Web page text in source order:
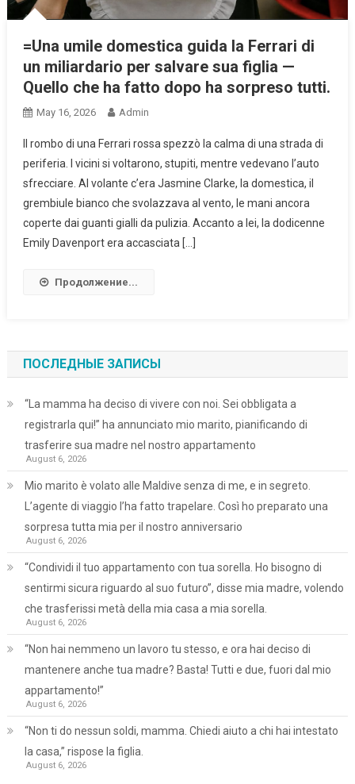
=Una umile domestica guida la Ferrari di
un miliardario per salvare sua figlia —
Quello che ha fatto dopo ha sorpreso tutti.
May 16, 2026 Admin
Il rombo di una Ferrari rossa spezzò la calma di una strada di
periferia. I vicini si voltarono, stupiti, mentre vedevano l’auto
sfrecciare. Al volante c’era Jasmine Clarke, la domestica, il
grembiule bianco che svolazzava al vento, le mani ancora
coperte dai guanti gialli da pulizia. Accanto a lei, la dodicenne
Emily Davenport era accasciata […]
Продолжение...
ПОСЛЕДНЫЕ ЗАПИСЫ
“La mamma ha deciso di vivere con noi. Sei obbligata a
registrarla qui!” ha annunciato mio marito, pianificando di
trasferire sua madre nel nostro appartamento
August 6, 2026
Mio marito è volato alle Maldive senza di me, e in segreto.
L’agente di viaggio l’ha fatto trapelare. Così ho preparato una
sorpresa tutta mia per il nostro anniversario
August 6, 2026
“Condividi il tuo appartamento con tua sorella. Ho bisogno di
sentirmi sicura riguardo al suo futuro”, disse mia madre, volendo
che trasferissi metà della mia casa a mia sorella.
August 6, 2026
“Non hai nemmeno un lavoro tu stesso, e ora hai deciso di
mantenere anche tua madre? Basta! Tutti e due, fuori dal mio
appartamento!”
August 6, 2026
“Non ti do nessun soldi, mamma. Chiedi aiuto a chi hai intestato
la casa,” rispose la figlia.
August 6, 2026